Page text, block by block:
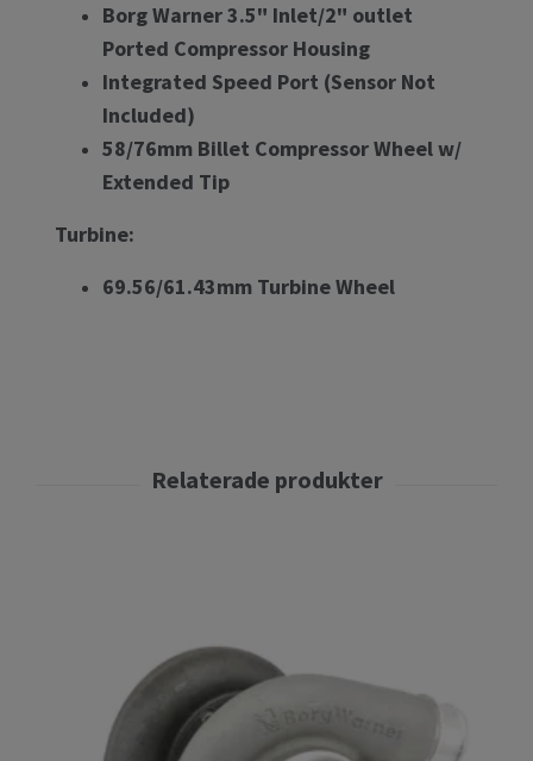
Borg Warner 3.5" Inlet/2" outlet
Ported Compressor Housing
Integrated Speed Port (Sensor Not
Included)
58/76mm Billet Compressor Wheel w/
Extended Tip
Turbine:
69.56/61.43mm Turbine Wheel